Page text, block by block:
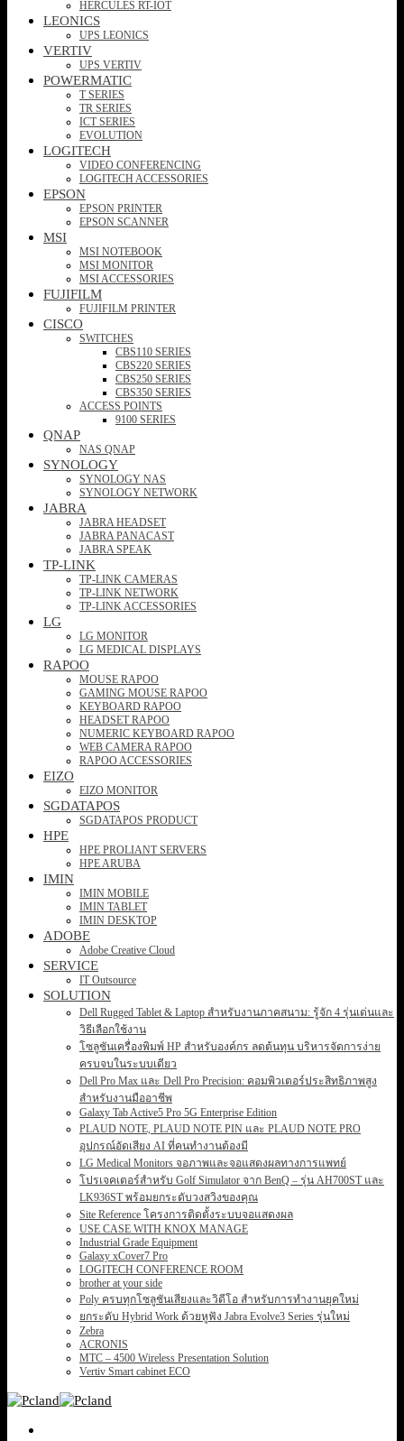
HERCULES RT-IOT
LEONICS
UPS LEONICS
VERTIV
UPS VERTIV
POWERMATIC
T SERIES
TR SERIES
ICT SERIES
EVOLUTION
LOGITECH
VIDEO CONFERENCING
LOGITECH ACCESSORIES
EPSON
EPSON PRINTER
EPSON SCANNER
MSI
MSI NOTEBOOK
MSI MONITOR
MSI ACCESSORIES
FUJIFILM
FUJIFILM PRINTER
CISCO
SWITCHES
CBS110 SERIES
CBS220 SERIES
CBS250 SERIES
CBS350 SERIES
ACCESS POINTS
9100 SERIES
QNAP
NAS QNAP
SYNOLOGY
SYNOLOGY NAS
SYNOLOGY NETWORK
JABRA
JABRA HEADSET
JABRA PANACAST
JABRA SPEAK
TP-LINK
TP-LINK CAMERAS
TP-LINK NETWORK
TP-LINK ACCESSORIES
LG
LG MONITOR
LG MEDICAL DISPLAYS
RAPOO
MOUSE RAPOO
GAMING MOUSE RAPOO
KEYBOARD RAPOO
HEADSET RAPOO
NUMERIC KEYBOARD RAPOO
WEB CAMERA RAPOO
RAPOO ACCESSORIES
EIZO
EIZO MONITOR
SGDATAPOS
SGDATAPOS PRODUCT
HPE
HPE PROLIANT SERVERS
HPE ARUBA
IMIN
IMIN MOBILE
IMIN TABLET
IMIN DESKTOP
ADOBE
Adobe Creative Cloud
SERVICE
IT Outsource
SOLUTION
Dell Rugged Tablet & Laptop สำหรับงานภาคสนาม: รู้จัก 4 รุ่นเด่นและ
วิธีเลือกใช้งาน
โซลูชันเครื่องพิมพ์ HP สำหรับองค์กร ลดต้นทุน บริหารจัดการง่าย
ครบจบในระบบเดียว
Dell Pro Max และ Dell Pro Precision: คอมพิวเตอร์ประสิทธิภาพสูง
สำหรับงานมืออาชีพ
Galaxy Tab Active5 Pro 5G Enterprise Edition
PLAUD NOTE, PLAUD NOTE PIN และ PLAUD NOTE PRO
อุปกรณ์อัดเสียง AI ที่คนทำงานต้องมี
LG Medical Monitors จอภาพและจอแสดงผลทางการแพทย์
โปรเจคเตอร์สำหรับ Golf Simulator จาก BenQ – รุ่น AH700ST และ
LK936ST พร้อมยกระดับวงสวิงของคุณ
Site Reference โครงการติดตั้งระบบจอแสดงผล
USE CASE WITH KNOX MANAGE
Industrial Grade Equipment
Galaxy xCover7 Pro
LOGITECH CONFERENCE ROOM
brother at your side
Poly ครบทุกโซลูชันเสียงและวิดีโอ สำหรับการทำงานยุคใหม่
ยกระดับ Hybrid Work ด้วยหูฟัง Jabra Evolve3 Series รุ่นใหม่
Zebra
ACRONIS
MTC – 4500 Wireless Presentation Solution
Vertiv Smart cabinet ECO